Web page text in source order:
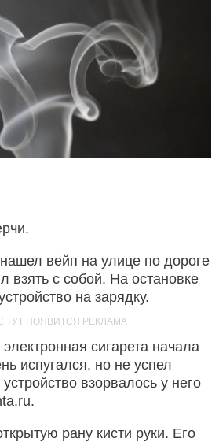
вейп на улице по дороге
взять с собой. На остановке
на зарядку.
сигарета начала
испугался, но не успел
взорвалось у него
рану кисти руки. Его